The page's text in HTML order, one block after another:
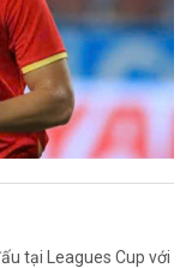
tại Leagues Cup với